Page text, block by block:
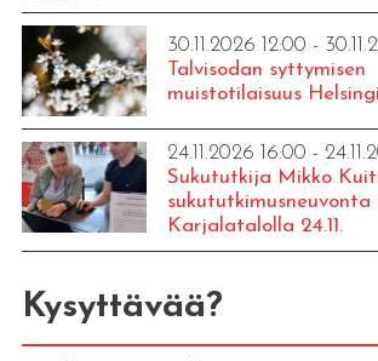
30.11.2026 12:00 -
Talvisodan syttymisen
muistotilaisuus
24.11.2026 16:00 -
Sukututkija Mikko
sukututkimusneuvonta
Karjalatalolla 24.11.
Kysyttävää?